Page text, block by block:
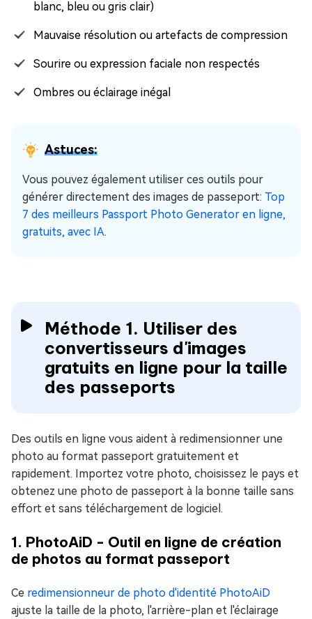
blanc, bleu ou gris clair)
Mauvaise résolution ou artefacts de compression
Sourire ou expression faciale non respectés
Ombres ou éclairage inégal
Astuces:
Vous pouvez également utiliser ces outils pour
générer directement des images de passeport: Top
7 des meilleurs Passport Photo Generator en ligne,
gratuits, avec IA.
Méthode 1. Utiliser des
convertisseurs d'images
gratuits en ligne pour la taille
des passeports
Des outils en ligne vous aident à redimensionner une
photo au format passeport gratuitement et
rapidement. Importez votre photo, choisissez le pays et
obtenez une photo de passeport à la bonne taille sans
effort et sans téléchargement de logiciel.
1. PhotoAiD - Outil en ligne de création
de photos au format passeport
Ce redimensionneur de photo d'identité PhotoAiD
ajuste la taille de la photo, l'arrière-plan et l'éclairage